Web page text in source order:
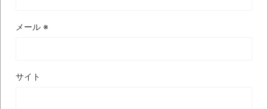
メール ※
サイト